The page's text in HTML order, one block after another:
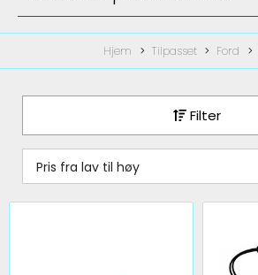
Hjem Tilpasset Ford
Filter
Pris fra lav til høy